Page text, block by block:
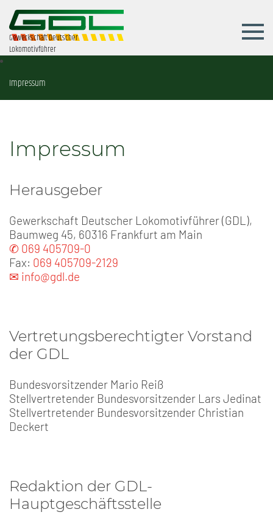
Gewerkschaft Deutscher
Lokomotivführer
Impressum
Impressum
Herausgeber
Gewerkschaft Deutscher Lokomotivführer (GDL),
Baumweg 45, 60316 Frankfurt am Main
✆ 069 405709-0
Fax: 069 405709-2129
✉ info@gdl.de
Vertretungsberechtigter Vorstand
der GDL
Bundesvorsitzender Mario Reiß
Stellvertretender Bundesvorsitzender Lars Jedinat
Stellvertretender Bundesvorsitzender Christian
Deckert
Redaktion der GDL-
Hauptgeschäftsstelle